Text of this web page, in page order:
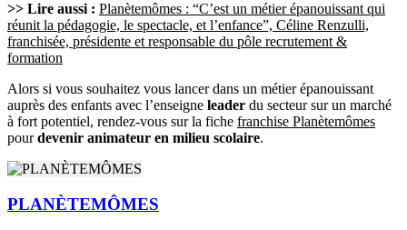
>> Lire aussi : Planètemômes : “C’est un métier épanouissant qui
réunit la pédagogie, le spectacle, et l’enfance”, Céline Renzulli,
franchisée, présidente et responsable du pôle recrutement &
formation
Alors si vous souhaitez vous lancer dans un métier épanouissant
auprès des enfants avec l’enseigne leader du secteur sur un marché
à fort potentiel, rendez-vous sur la fiche franchise Planètemômes
pourdevenir animateur en milieu scolaire.
PLANÈTEMÔMES